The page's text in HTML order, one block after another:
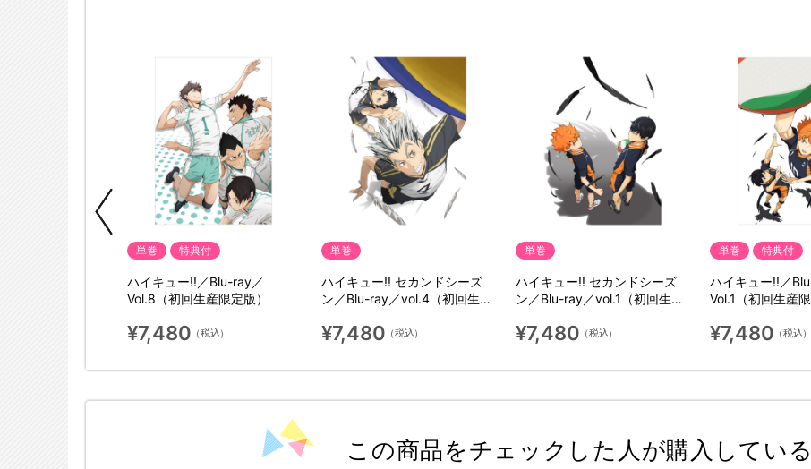
単巻 特典付
ハイキュー!!／Blu-ray／
Vol.8（初回生産限定版）
¥7,480 （税込）
単巻
ハイキュー!! セカンドシーズ
ン／Blu-ray／vol.4（初回生産
¥7,480 （税込）
単巻
ハイキュー!! セカンドシーズ
ン／Blu-ray／vol.1（初回生産
¥7,480 （税込）
単巻 特典付
ハイキュー!!／
Vol.1（初回生産限
¥7,480 （税込）
この商品をチェックした人が購入してい